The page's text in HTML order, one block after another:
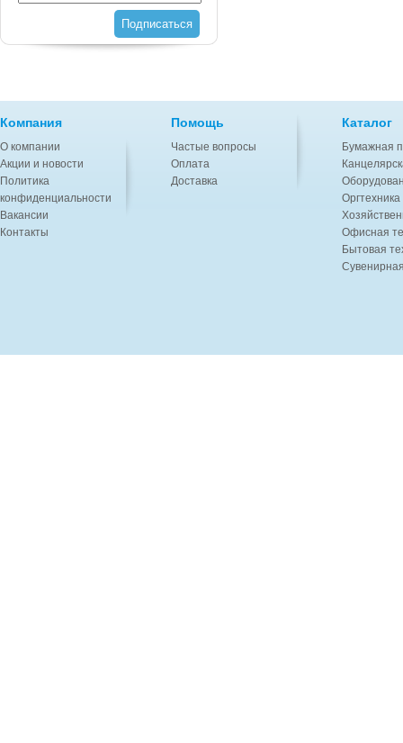
Подписаться
Компания
О компании
Акции и новости
Политика
конфиденциальности
Вакансии
Контакты
Помощь
Частые вопросы
Оплата
Доставка
Каталог
Бумажная
Офисная
Бытовая